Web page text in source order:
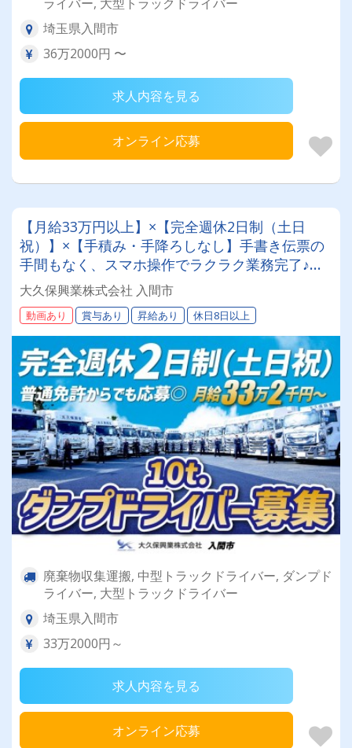
埼玉県入間市
36万2000円 〜
求人内容を見る
オンライン応募
【月給33万円以上】×【完全週休2日制（土日
祝）】×【手積み・手降ろしなし】手書き伝票の
手間もなく、スマホ操作でラクラク業務完了♪＜
全額会社負担の資格取得支援制度あり！未経験か
らプロへ！＞専属車両！最新モデルが続々納車中
で新車に乗れるチャンスも！【10tダンプドライ
バー】
大久保興業株式会社 入間市
動画あり 賞与あり 昇給あり 休日8日以上
廃棄物収集運搬, 中型トラックドライバー, ダンプド
ライバー, 大型トラックドライバー
埼玉県入間市
33万2000円～
求人内容を見る
オンライン応募